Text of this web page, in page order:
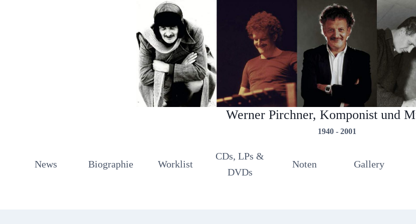
Werner Pirchner, Komponist und
1940 - 2001
News Biographie Worklist
CDs, LPs &
DVDs
Noten Gallery